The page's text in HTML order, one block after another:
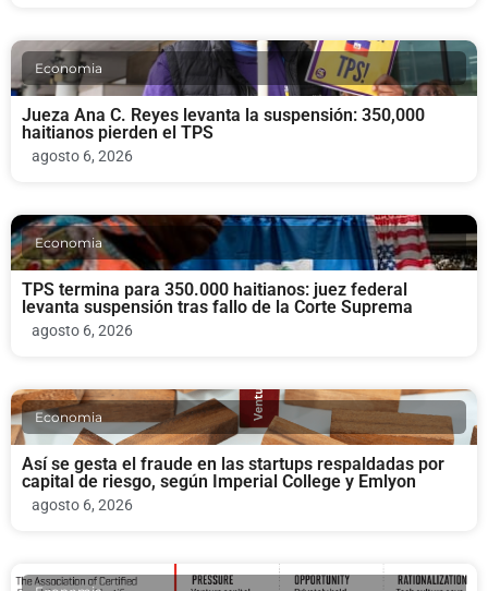
Economia
Jueza Ana C. Reyes levanta la suspensión: 350,000
haitianos pierden el TPS
agosto 6, 2026
Economia
TPS termina para 350.000 haitianos: juez federal
levanta suspensión tras fallo de la Corte Suprema
agosto 6, 2026
Economia
Así se gesta el fraude en las startups respaldadas por
capital de riesgo, según Imperial College y Emlyon
agosto 6, 2026